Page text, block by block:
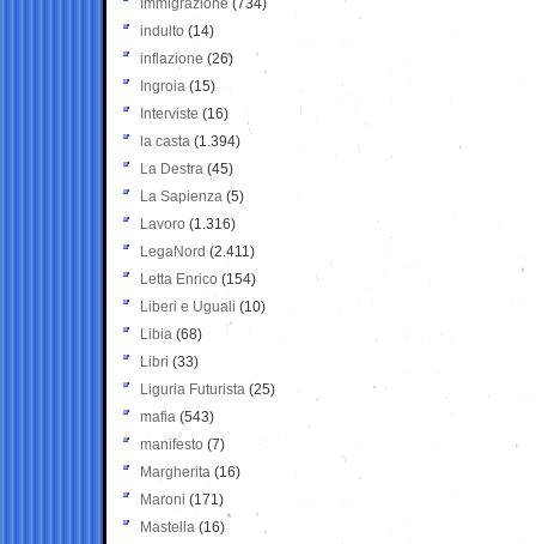
Immigrazione (734)
indulto (14)
inflazione (26)
Ingroia (15)
Interviste (16)
la casta (1.394)
La Destra (45)
La Sapienza (5)
Lavoro (1.316)
LegaNord (2.411)
Letta Enrico (154)
Liberi e Uguali (10)
Libia (68)
Libri (33)
Liguria Futurista (25)
mafia (543)
manifesto (7)
Margherita (16)
Maroni (171)
Mastella (16)